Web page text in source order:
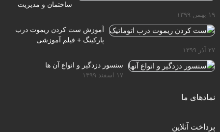
ساختمان و مدیریت
۱۹ بهمن ۱۳۹۹
آموزش ست کردن ریموت درب
پارکینگ + فیلم آموزشی
۲۷ آذر ۱۳۹۹
سنسور دزدگیر و انواع آن ها
۱۷ اسفند ۱۳۹۹
نمادهای ما
پرداخت آنلاین